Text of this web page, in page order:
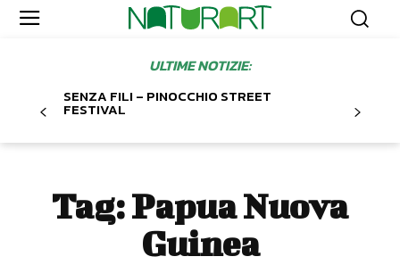
ULTIME NOTIZIE:
SENZA FILI – PINOCCHIO STREET
FESTIVAL
Tag:Papua Nuova
Guinea